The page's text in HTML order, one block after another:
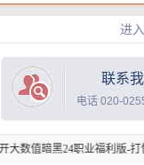
进
联系我
电话 020-
业福利版-打怪掉充值点-